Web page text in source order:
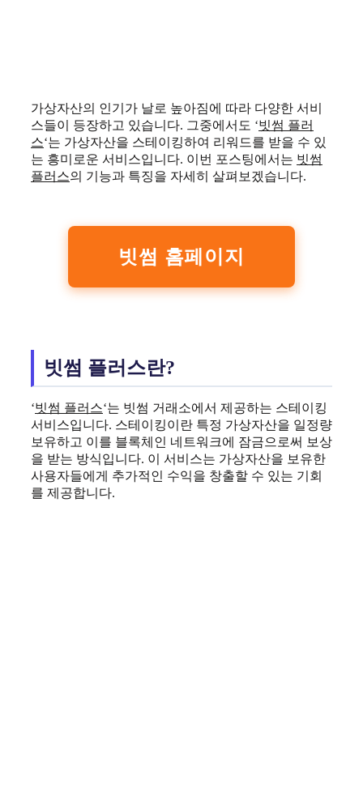
가상자산의 인기가 날로 높아짐에 따라 다양한 서비
스들이 등장하고 있습니다. 그중에서도 ‘빗썸 플러
스‘는 가상자산을 스테이킹하여 리워드를 받을 수 있
는 흥미로운 서비스입니다. 이번 포스팅에서는 빗썸
플러스의 기능과 특징을 자세히 살펴보겠습니다.
빗썸 홈페이지
빗썸 플러스란?
‘빗썸 플러스‘는 빗썸 거래소에서 제공하는 스테이킹
서비스입니다. 스테이킹이란 특정 가상자산을 일정량
보유하고 이를 블록체인 네트워크에 잠금으로써 보상
을 받는 방식입니다. 이 서비스는 가상자산을 보유한
사용자들에게 추가적인 수익을 창출할 수 있는 기회
를 제공합니다.